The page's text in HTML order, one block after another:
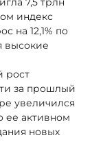
индекс
на 12,1% по
высокие
рост
за прошлый
увеличился
ее активном
новых